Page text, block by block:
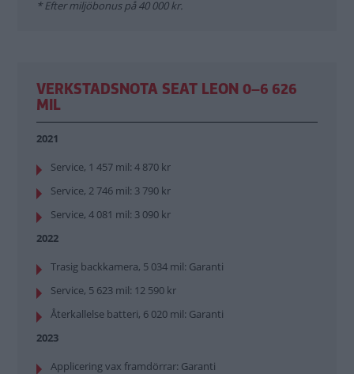
* Efter miljöbonus på 40 000 kr.
VERKSTADSNOTA SEAT LEON 0–6 626
MIL
2021
Service, 1 457 mil: 4 870 kr
Service, 2 746 mil: 3 790 kr
Service, 4 081 mil: 3 090 kr
2022
Trasig backkamera, 5 034 mil: Garanti
Service, 5 623 mil: 12 590 kr
Återkallelse batteri, 6 020 mil: Garanti
2023
Applicering vax framdörrar: Garanti